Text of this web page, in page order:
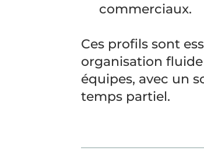
commerciaux.
Ces profils sont
organisation
équipes, avec un
temps partiel.